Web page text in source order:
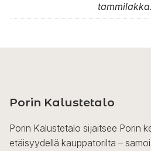
tammilakka.
Porin Kalustetalo
Porin Kalustetalo sijaitsee Porin
etäisyydellä kauppatorilta –